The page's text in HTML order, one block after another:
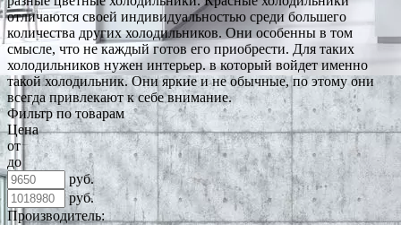
отличаются своей индивидуальностью среди большего
количества других холодильников. Они особенны в том
смысле, что не каждый готов его приобрести. Для таких
холодильников нужен интерьер. в который войдет именно
такой холодильник. Они яркие и не обычные, по этому они
всегда привлекают к себе внимание.
Фильтр по товарам
Цена
от
до
руб.
руб.
Производитель: